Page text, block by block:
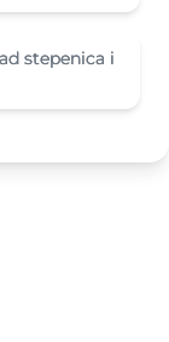
stepenica i